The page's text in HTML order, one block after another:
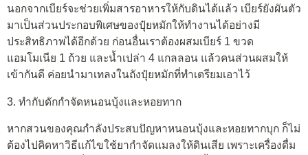
นอกจากเบียร์จะช่วยเพิ่มสารอาหารให้กับดินได้แล้ว เบียร์ยังผันตัว
มาเป็นส่วนประกอบพิเศษของปุ๋ยหมักให้ทำงานได้อย่างมี
ประสิทธิภาพได้อีกด้วย ก่อนอื่นเราต้องผสมเบียร์ 1 ขวด
แอมโมเนีย 1 ถ้วย และน้ำเปล่า 4 แกลลอน แล้วคนส่วนผสมให้
เข้ากันดี ค่อยนำมาเทลงในถังปุ๋ยหมักที่ทำเตรียมเอาไว้
3. ทำกับดักกำจัดหนอนบุ้งและหอยทาก
หากสวนของคุณกำลังประสบปัญหาหนอนบุ้งและหอยทากบุก ก็ไม่
ต้องไปคิดหาวิธีแก้ไขใช้ยากำจัดแมลงให้ดินเสีย เพราะเครื่องดื่ม